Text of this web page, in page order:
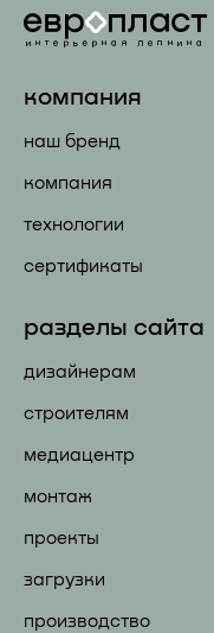
компания
наш бренд
компания
технологии
сертификаты
разделы сайта
дизайнерам
строителям
медиацентр
монтаж
проекты
загрузки
производство